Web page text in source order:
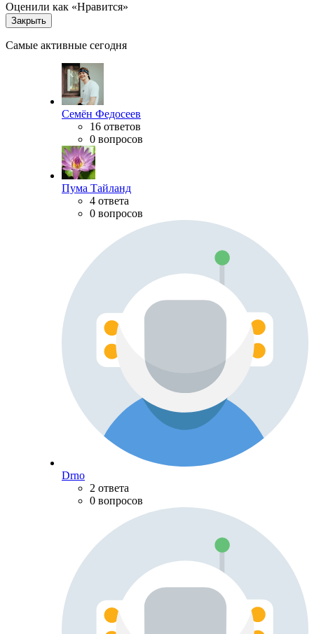
Оценили как «Нравится»
Закрыть
Самые активные сегодня
Семён Федосеев
16 ответов
0 вопросов
Пума Тайланд
4 ответа
0 вопросов
Drno
2 ответа
0 вопросов